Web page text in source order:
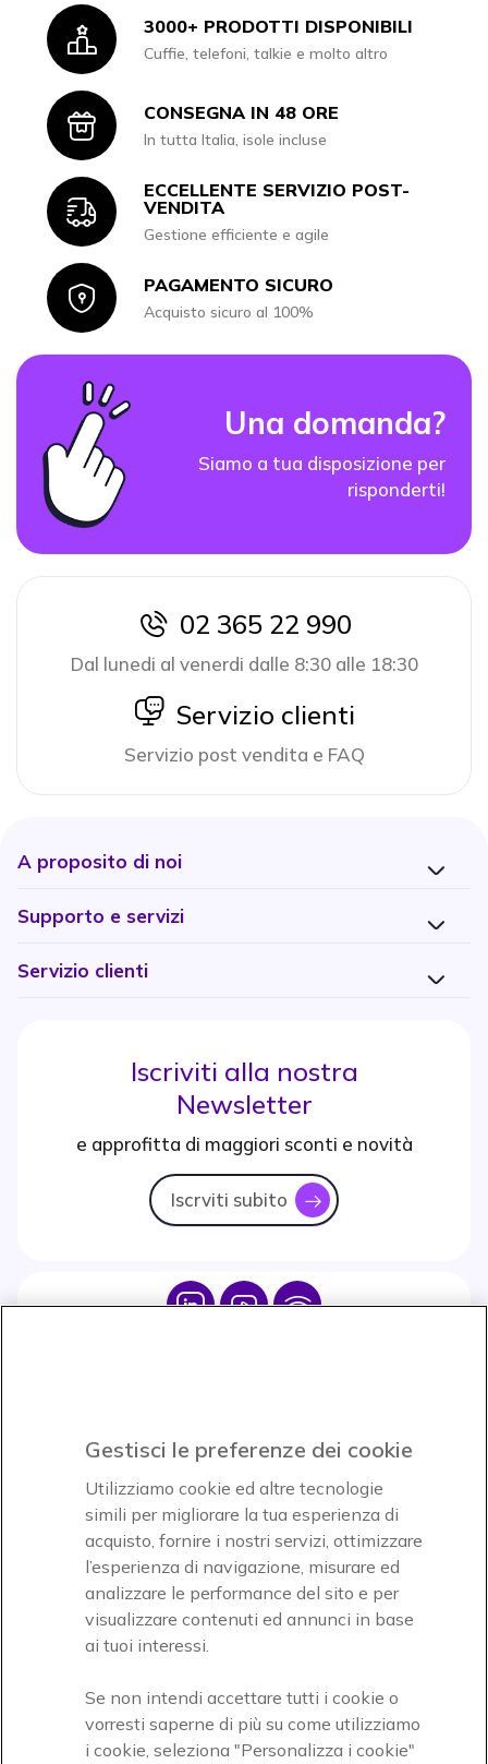
Icon3000+ PRODOTTI DISPONIBILI
Cuffie, telefoni, talkie e molto altro
IconCONSEGNA IN 48 ORE
In tutta Italia, isole incluse
Icon
ECCELLENTE SERVIZIO POST-
VENDITA
Gestione efficiente e agile
IconPAGAMENTO SICURO
Acquisto sicuro al 100%
Una domanda?
Siamo a tua disposizione per
risponderti!
icon
02 365 22 990
Dal lunedi al venerdi dalle 8:30 alle 18:30
icon
Servizio clienti
Servizio post vendita e FAQ
A proposito di noi
Supporto e servizi
Servizio clienti
Iscriviti alla nostra
Newsletter
e approfitta di maggiori sconti e novità
Iscrviti subito icon
Icon IconIcon
Accettiamo
Onedirect, azienda del gruppo INCEPT
Gestisci le preferenze dei cookie
Utilizziamo cookie ed altre tecnologie
simili per migliorare la tua esperienza di
acquisto, fornire i nostri servizi, ottimizzare
l’esperienza di navigazione, misurare ed
analizzare le performance del sito e per
visualizzare contenuti ed annunci in base
ai tuoi interessi.
Se non intendi accettare tutti i cookie o
vorresti saperne di più su come utilizziamo
i cookie, seleziona "Personalizza i cookie"